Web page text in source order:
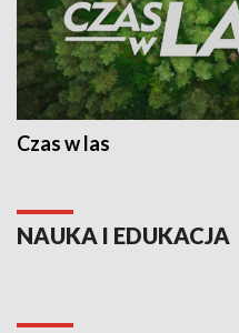
Czas w las
NAUKA I EDUKACJA